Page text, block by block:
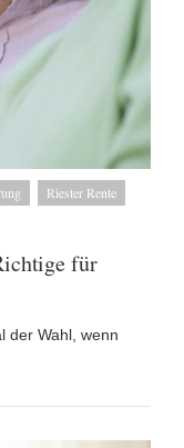
Riester Rente
für
der Wahl, wenn